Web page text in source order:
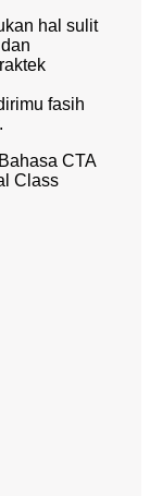
hal sulit
fasih